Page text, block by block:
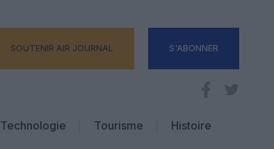
SOUTENIR AIR JOURNAL S'ABONNER
Technologie
Tourisme
Histoire